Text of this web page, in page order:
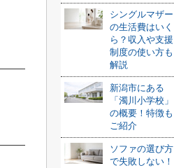
シングルマザー
の生活費はいく
ら？収入や支援
制度の使い方も
解説
新潟市にある
「濁川小学校」
の概要！特徴も
ご紹介
ソファの選び方
で失敗しない！